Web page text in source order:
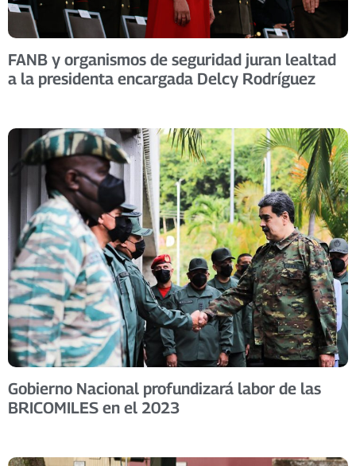
FANB y organismos de seguridad juran lealtad
a la presidenta encargada Delcy Rodríguez
Gobierno Nacional profundizará labor de las
BRICOMILES en el 2023